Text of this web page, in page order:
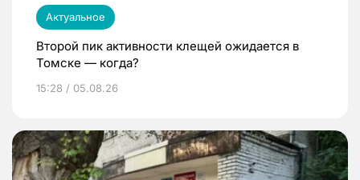
Актуальное
Второй пик активности клещей ожидается в
Томске — когда?
15:28 / 05.08.26